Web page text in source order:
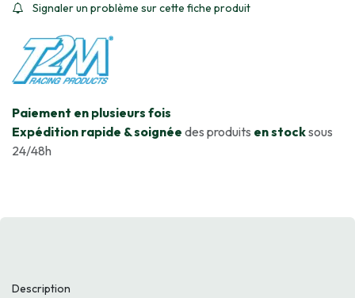
Signaler un problème sur cette fiche produit
​Paiement en plusieurs fois
Expédition rapide & soignée des produits en stocksous
24/48h
Description